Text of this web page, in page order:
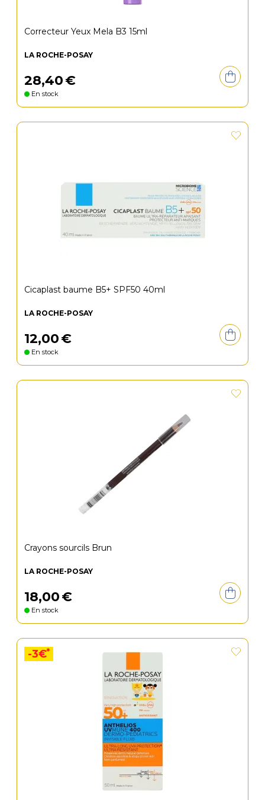
Correcteur Yeux Mela B3 15ml
LA ROCHE-POSAY
28,40€
En stock
Cicaplast baume B5+ SPF50 40ml
LA ROCHE-POSAY
12,00€
En stock
Crayons sourcils Brun
LA ROCHE-POSAY
18,00€
En stock
-3€*